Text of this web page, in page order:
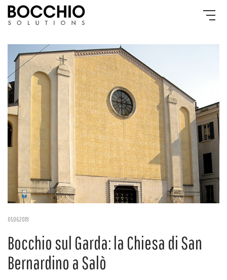
05.06.2019
Bocchio sul Garda: la Chiesa di San
Bernardino a Salò